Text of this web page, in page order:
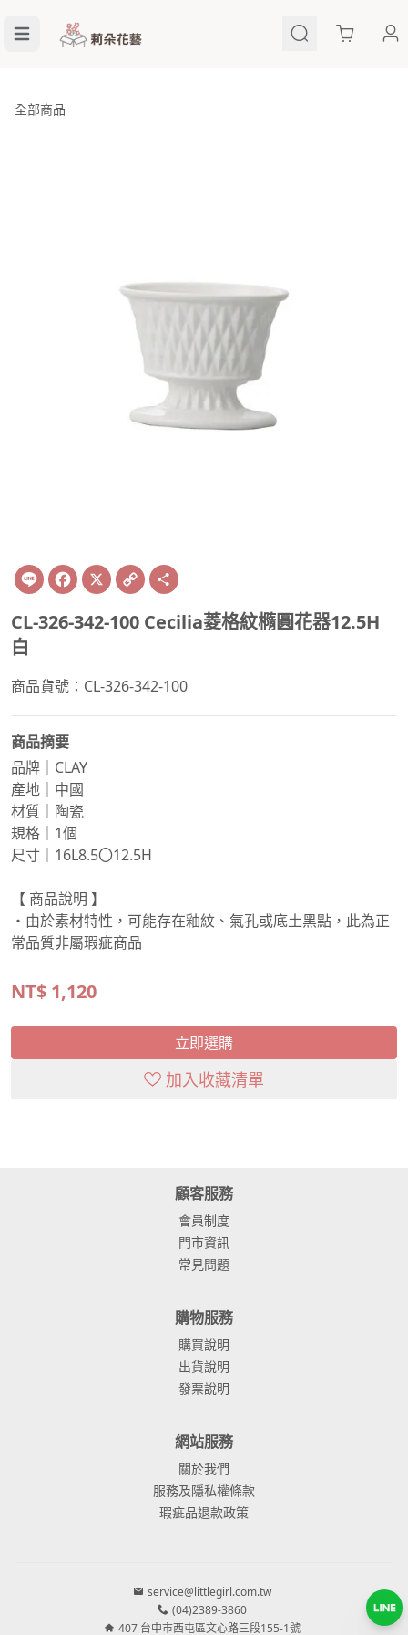
Cart
全部商品
Line Facebook
X Copy
Link
CL-326-342-100 Cecilia菱格紋橢圓花器12.5H
白
商品貨號：CL-326-342-100
商品摘要
品牌｜CLAY
產地｜中國
材質｜陶瓷
規格｜1個
尺寸｜16L8.5〇12.5H
【 商品說明 】
・由於素材特性，可能存在釉紋、氣孔或底土黑點，此為正
常品質非屬瑕疵商品
NT$ 1,120
立即選購
加入收藏清單
顧客服務
會員制度
門市資訊
常見問題
購物服務
購買說明
出貨說明
發票說明
網站服務
關於我們
服務及隱私權條款
瑕疵品退款政策
service@littlegirl.com.tw
(04)2389-3860
407 台中市西屯區文心路三段155-1號